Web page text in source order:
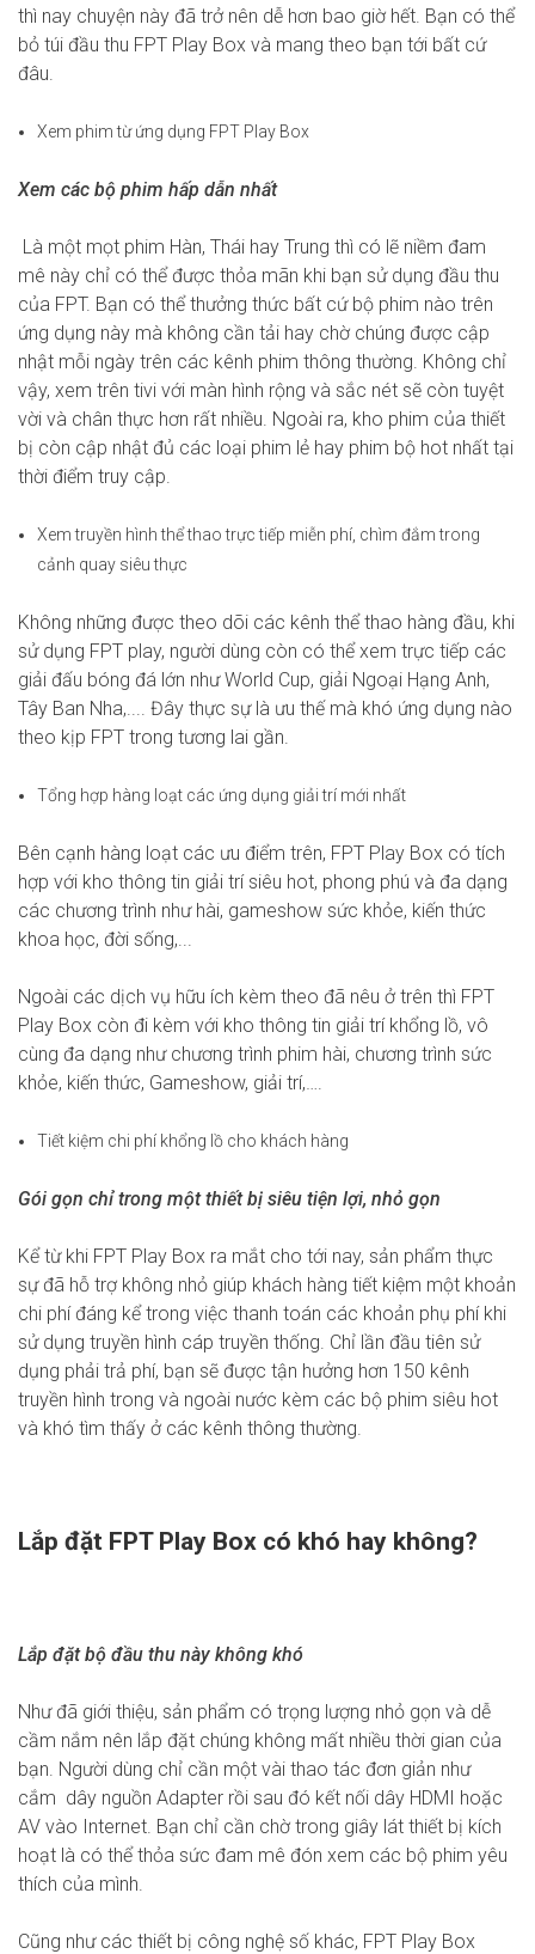
thì nay chuyện này đã trở nên dễ hơn bao giờ hết. Bạn có thể
bỏ túi đầu thu FPT Play Box và mang theo bạn tới bất cứ
đâu.
Xem phim từ ứng dụng FPT Play Box
Xem các bộ phim hấp dẫn nhất
Là một mọt phim Hàn, Thái hay Trung thì có lẽ niềm đam
mê này chỉ có thể được thỏa mãn khi bạn sử dụng đầu thu
của FPT. Bạn có thể thưởng thức bất cứ bộ phim nào trên
ứng dụng này mà không cần tải hay chờ chúng được cập
nhật mỗi ngày trên các kênh phim thông thường. Không chỉ
vậy, xem trên tivi với màn hình rộng và sắc nét sẽ còn tuyệt
vời và chân thực hơn rất nhiều. Ngoài ra, kho phim của thiết
bị còn cập nhật đủ các loại phim lẻ hay phim bộ hot nhất tại
thời điểm truy cập.
Xem truyền hình thể thao trực tiếp miễn phí, chìm đắm trong
cảnh quay siêu thực
Không những được theo dõi các kênh thể thao hàng đầu, khi
sử dụng FPT play, người dùng còn có thể xem trực tiếp các
giải đấu bóng đá lớn như World Cup, giải Ngoại Hạng Anh,
Tây Ban Nha,.... Đây thực sự là ưu thế mà khó ứng dụng nào
theo kịp FPT trong tương lai gần.
Tổng hợp hàng loạt các ứng dụng giải trí mới nhất
Bên cạnh hàng loạt các ưu điểm trên, FPT Play Box có tích
hợp với kho thông tin giải trí siêu hot, phong phú và đa dạng
các chương trình như hài, gameshow sức khỏe, kiến thức
khoa học, đời sống,...
Ngoài các dịch vụ hữu ích kèm theo đã nêu ở trên thì FPT
Play Box còn đi kèm với kho thông tin giải trí khổng lồ, vô
cùng đa dạng như chương trình phim hài, chương trình sức
khỏe, kiến thức, Gameshow, giải trí,….
Tiết kiệm chi phí khổng lồ cho khách hàng
Gói gọn chỉ trong một thiết bị siêu tiện lợi, nhỏ gọn
Kể từ khi FPT Play Box ra mắt cho tới nay, sản phẩm thực
sự đã hỗ trợ không nhỏ giúp khách hàng tiết kiệm một khoản
chi phí đáng kể trong việc thanh toán các khoản phụ phí khi
sử dụng truyền hình cáp truyền thống. Chỉ lần đầu tiên sử
dụng phải trả phí, bạn sẽ được tận hưởng hơn 150 kênh
truyền hình trong và ngoài nước kèm các bộ phim siêu hot
và khó tìm thấy ở các kênh thông thường.
Lắp đặt FPT Play Box có khó hay không?
Lắp đặt bộ đầu thu này không khó
Như đã giới thiệu, sản phẩm có trọng lượng nhỏ gọn và dễ
cầm nắm nên lắp đặt chúng không mất nhiều thời gian của
bạn. Người dùng chỉ cần một vài thao tác đơn giản như
cắm dây nguồn Adapter rồi sau đó kết nối dây HDMI hoặc
AV vào Internet. Bạn chỉ cần chờ trong giây lát thiết bị kích
hoạt là có thể thỏa sức đam mê đón xem các bộ phim yêu
thích của mình.
Cũng như các thiết bị công nghệ số khác, FPT Play Box